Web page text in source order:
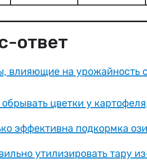
ответ
влияющие на урожайность
цветки у
эффективна подкормка
утилизировать тару